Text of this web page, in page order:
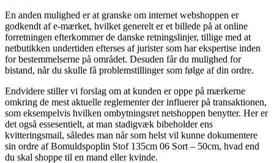
En anden mulighed er at granske om internet webshoppen er
godkendt af e-mærket, hvilket generelt er et billede på at online
forretningen efterkommer de danske retningslinjer, tillige med at
netbutikken undertiden efterses af jurister som har ekspertise inden
for bestemmelserne på området. Desuden får du mulighed for
bistand, når du skulle få problemstillinger som følge af din ordre.
Endvidere stiller vi forslag om at kunden er oppe på mærkerne
omkring de mest aktuelle reglementer der influerer på transaktionen,
som eksempelvis hvilken ombytningsret netshoppen benytter. Her er
det også essesentielt, at man stadigvæk bibeholder ens
kvitteringsmail, således man når som helst vil kunne dokumentere
sin ordre af Bomuldspoplin Stof 135cm 06 Sort – 50cm, hvad end
du skal shoppe til en mand eller kvinde.